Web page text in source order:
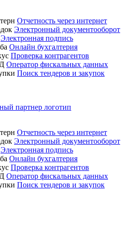
Отчетность через интернет
Электронный документооборот
Электронная подпись
Онлайн бухгалтерия
Проверка контрагентов
Оператор фискальных данных
Поиск тендеров и закупок
Отчетность через интернет
Электронный документооборот
Электронная подпись
Онлайн бухгалтерия
Проверка контрагентов
Оператор фискальных данных
Поиск тендеров и закупок